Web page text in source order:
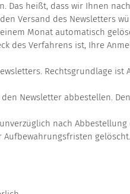
Das heißt, dass wir Ihnen
Versand des Newsletters
Monat automatisch
des Verfahrens ist, Ihre
Rechtsgrundlage ist
Newsletter abbestellen.
nach
Aufbewahrungsfristen gelöscht.